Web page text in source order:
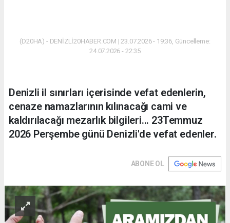
(D20HA) - DENİZLİ20HABER.COM | 23.07.2026 - 19:36, Güncelleme:
24.07.2026 - 22:35
Denizli il sınırları içerisinde vefat edenlerin,
cenaze namazlarının kılınacağı cami ve
kaldırılacağı mezarlık bilgileri... 23Temmuz
2026 Perşembe günü Denizli'de vefat edenler.
ABONE OL